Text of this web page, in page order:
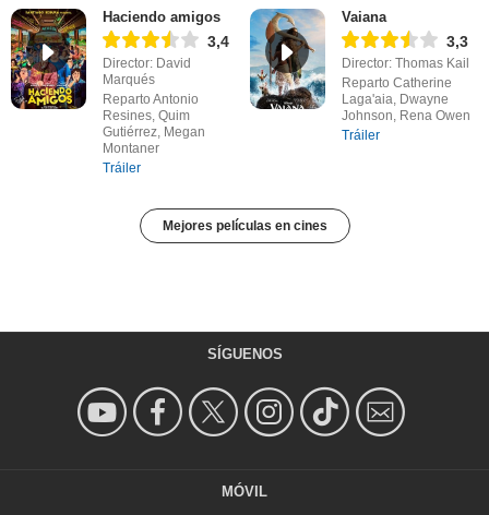
Haciendo amigos
3,4
Director: David
Marqués
Reparto Antonio
Resines, Quim
Gutiérrez, Megan
Montaner
Tráiler
Vaiana
3,3
Director: Thomas Kail
Reparto Catherine
Laga'aia, Dwayne
Johnson, Rena Owen
Tráiler
Mejores películas en cines
SÍGUENOS
MÓVIL